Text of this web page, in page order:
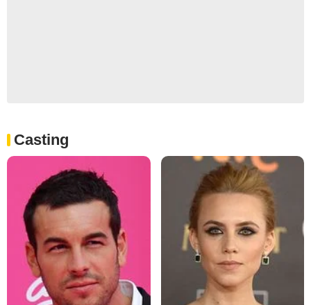
Casting